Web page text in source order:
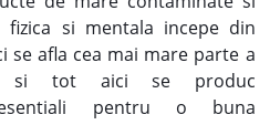
fizica si mentala incepe din
se afla cea mai mare parte a
si tot aici se produc
esentiali pentru o buna